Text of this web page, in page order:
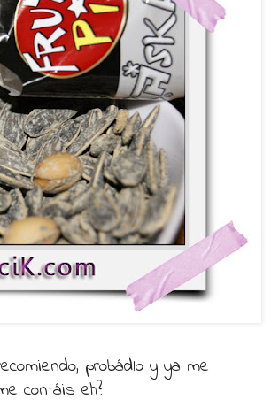
probádlo y ya me
contáis eh?